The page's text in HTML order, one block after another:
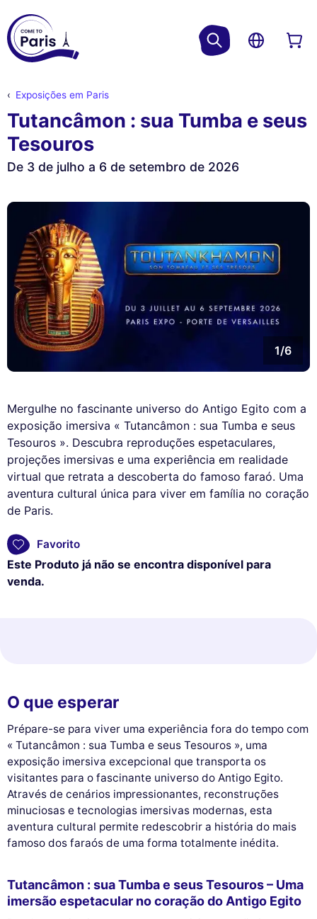
Exposições em Paris
Tutancâmon : sua Tumba e seus
Tesouros
De 3 de julho a 6 de setembro de 2026
1/6
Mergulhe no fascinante universo do Antigo Egito com a
exposição imersiva « Tutancâmon : sua Tumba e seus
Tesouros ». Descubra reproduções espetaculares,
projeções imersivas e uma experiência em realidade
virtual que retrata a descoberta do famoso faraó. Uma
aventura cultural única para viver em família no coração
de Paris.
Favorito
Este Produto já não se encontra disponível para
venda.
O que esperar
Prépare-se para viver uma experiência fora do tempo com
« Tutancâmon : sua Tumba e seus Tesouros », uma
exposição imersiva excepcional que transporta os
visitantes para o fascinante universo do Antigo Egito.
Através de cenários impressionantes, reconstruções
minuciosas e tecnologias imersivas modernas, esta
aventura cultural permite redescobrir a história do mais
famoso dos faraós de uma forma totalmente inédita.
Tutancâmon : sua Tumba e seus Tesouros – Uma
imersão espetacular no coração do Antigo Egito